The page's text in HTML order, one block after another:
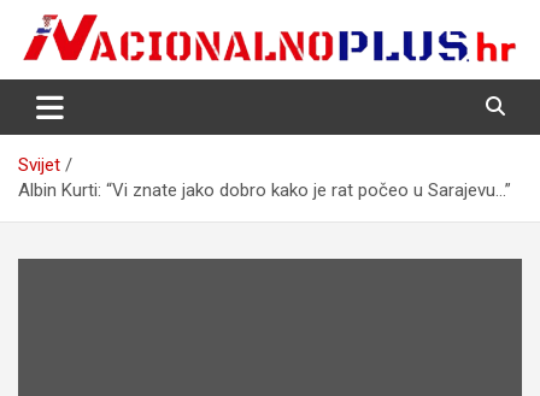
content
NacionalnoPlus.hr
Nacija želi znati više
Svijet
Albin Kurti: “Vi znate jako dobro kako je rat počeo u Sarajevu…”